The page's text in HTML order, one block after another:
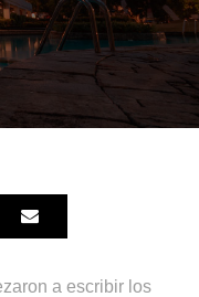
a escribir los